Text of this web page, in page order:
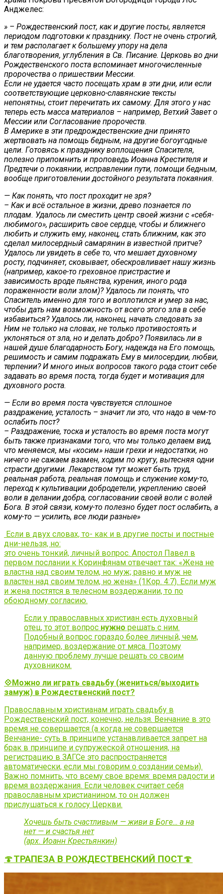
Анджелес:
» – Рождественский пост, как и другие посты, является
периодом подготовки к празднику. Пост не очень строгий,
и тем располагает к большему упору на дела
благотворения, углубления в Св. Писание. Церковь во дни
Рождественского поста вспоминает многочисленные
пророчества о пришествии Мессии.
Если не удается часто посещать храм в эти дни, или если
соответствующие церковно-славянские тексты
непонятны, стоит перечитать их самому. Для этого у нас
теперь есть масса материалов – например, Ветхий Завет о
Мессии или Согласование пророчеств.
В Америке в эти предрождественские дни принято
жертвовать на помощь бедным, на другие богоугодные
цели. Готовясь к празднику воплощения Спасителя,
полезно припомнить и проповедь Иоанна Крестителя и
Предтечи о покаянии, исправлении пути, помощи бедным,
вообще приготовлении достойного результата покаяния.
— Как понять, что пост проходит не зря?
– Как и всё остальное в жизни, древо познается по
плодам. Удалось ли сместить центр своей жизни с «себя-
любимого», расширить свое сердце, чтобы и ближнего
любить и служить ему, наконец, стать ближним, как это
сделал милосердный самарянин в известной притче?
Удалось ли увидеть в себе то, что мешает духовному
росту, подчиняет, сковывает, обескровливает нашу жизнь
(например, какое-то греховное пристрастие и
зависимость вроде пьянства, курения, иного рода
пораженности воли злом)? Удалось ли понять, что
Спаситель именно для того и воплотился и умер за нас,
чтобы дать нам возможность от всего этого зла в себе
избавиться? Удалось ли, наконец, начать следовать за
Ним не только на словах, не только противостоять и
уклоняться от зла, но и делать добро? Появилась ли в
нашей душе благодарность Богу, надежда на Его помощь,
решимость и самим подражать Ему в милосердии, любви,
терпении? И много иных вопросов такого рода стоит себе
задавать во время поста, тогда будет и мотивация для
духовного роста.
— Если во время поста чувствуется сплошное
раздражение, усталость – значит ли это, что надо в чем-то
ослабить пост?
– Раздражение, тоска и усталость во время поста могут
быть также признаками того, что мы только делаем вид,
что меняемся, мы «косим» наши грехи и недостатки, но
ничего не сажаем взамен, ходим по кругу, вытесняя одни
страсти другими. Лекарством тут может быть труд,
реальная работа, реальная помощь и служение кому-то,
переход к культивации добродетели, укреплению своей
воли в делании добра, согласовании своей воли с волей
Бога. В этой связи, кому-то полезно будет пост ослабить, а
кому-то — усилить, все люди разные»
Если в двух словах, то- как и в другие посты и постные
дни-нельзя, но:
это очень тонкий, личный вопрос. Апостол Павел в
первом послании к Коринфянам отвечает так: «Жена не
властна над своим телом, но муж; равно и муж не
властен над своим телом, но жена» (1Кор. 4:7). Если муж
и жена постятся в телесном воздержании, то по
обоюдному согласию.
Если у православных христиан есть духовный
отец, то этот вопрос нужно решать с ним.
Подобный вопрос гораздо более личный, чем,
например, воздержание от мяса. Поэтому
данную проблему лучше решать со своим
духовником.
💠Можно ли играть свадьбу (жениться/выходить
замуж) в Рождественский пост?
Православным христианам играть свадьбу в
Рождественский пост, конечно, нельзя. Венчание в это
время не совершается (а когда не совершается
Венчание- суть в принципе устанавливается запрет на
брак в принципе и супружеской отношения, на
регистрацию в ЗАГСе это распространяется
автоматически, если мы говорим о создании семьи).
Важно помнить, что всему свое время: время радости и
время воздержания. Если человек считает себя
православным христианином, то он должен
прислушаться к голосу Церкви.
Хочешь быть счастливым — живи в Боге… а на
нет — и счастья нет
(арх. Иоанн Крестьянкин)
🍄ТРАПЕЗА В РОЖДЕСТВЕНСКИЙ ПОСТ🍄